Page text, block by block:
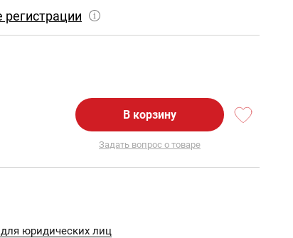
регистрации
В корзину
Задать вопрос о товаре
юридических лиц